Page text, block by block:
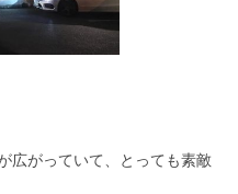
広がっていて、とっても素敵